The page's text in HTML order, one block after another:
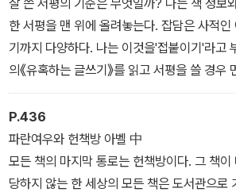
한 서평을 맨 위에 올려놓는다. 잡담은 사적
기까지 다양하다. 나는 이것을'접붙이기'라고
의《유혹하는 글쓰기》를 읽고 서평을 쓸 경우
버그의《뼛속까지 내려가서 써라》를 접붙이
다. 재기발랄한 스누피의 글쓰기 고민을 토로한
전정복》도 쓸만한 글이 많다. 그러나 이 접붙
서 연결하는 안목과 자연스럽게 연결되는 문
자칫 서투르게 연결하면 접붙이기는 고사하고
P.436
파란여우와 헌책방 아벨 中
모든 책의 마지막 통로는 헌책방이다. 그 책이
당하지 않는 한 세상의 모든 책은 도서관으로